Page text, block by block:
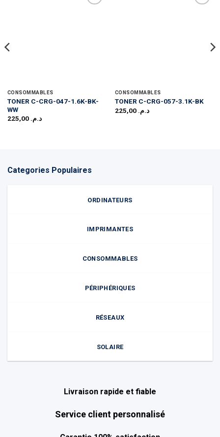
CONSOMMABLES
TONER C-CRG-047-1.6K-BK-
WW
د.م. 225,00
CONSOMMABLES
TONER C-CRG-057-3.1K-BK
د.م. 225,00
Categories Populaires
ORDINATEURS
IMPRIMANTES
CONSOMMABLES
PÉRIPHÉRIQUES
RÉSEAUX
SOLAIRE
Livraison rapide et fiable
Service client personnalisé